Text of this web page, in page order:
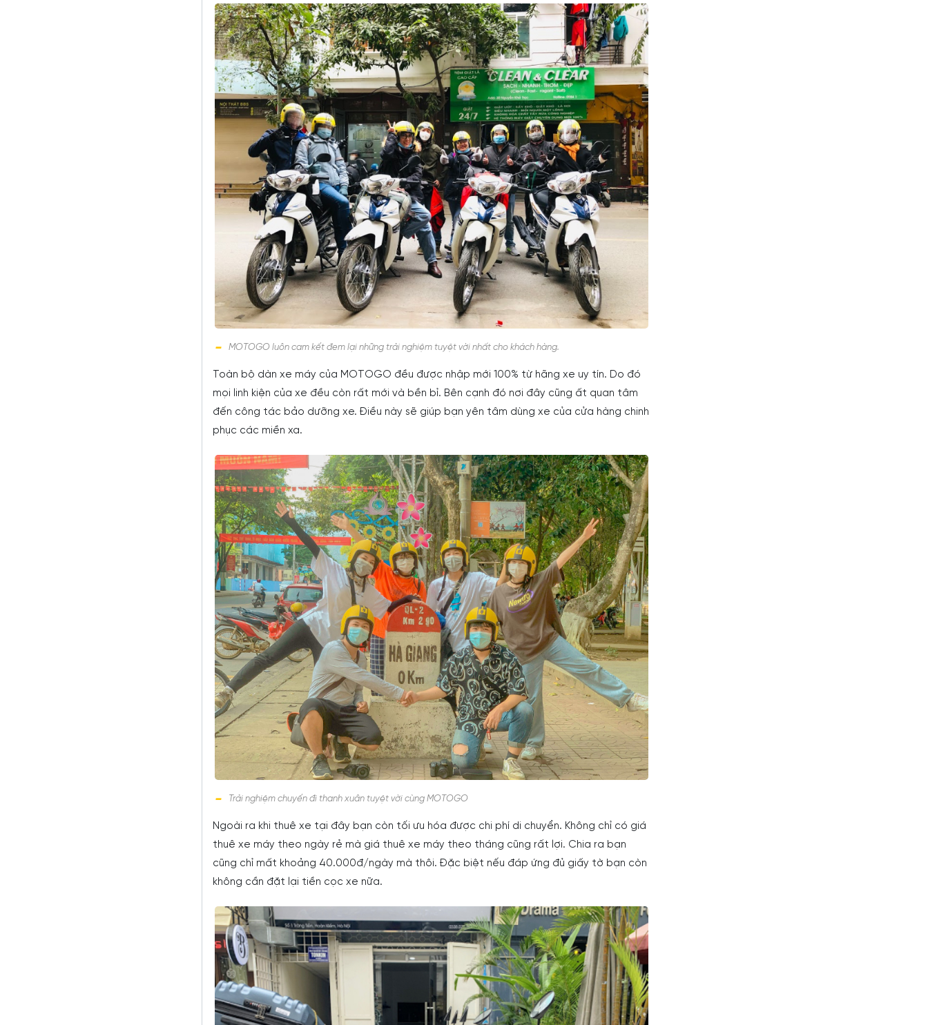
MOTOGO luôn cam kết đem lại những trải nghiệm tuyệt vời nhất cho khách hàng.
Toàn bộ dàn xe máy của MOTOGO đều được nhập mới 100% từ hãng xe uy tín. Do đó
mọi linh kiện của xe đều còn rất mới và bền bỉ. Bên cạnh đó nơi đây cũng ất quan tâm
đến công tác bảo dưỡng xe. Điều này sẽ giúp bạn yên tâm dùng xe của cửa hàng chinh
phục các miền xa.
Trải nghiệm chuyến đi thanh xuân tuyệt vời cùng MOTOGO
Ngoài ra khi thuê xe tại đây bạn còn tối ưu hóa được chi phí di chuyển. Không chỉ có giá
thuê xe máy theo ngày rẻ mà giá thuê xe máy theo tháng cũng rất lợi. Chia ra bạn
cũng chỉ mất khoảng 40.000đ/ngày mà thôi. Đặc biệt nếu đáp ứng đủ giấy tờ bạn còn
không cần đặt lại tiền cọc xe nữa.